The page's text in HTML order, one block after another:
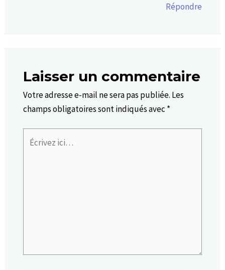
Répondre
Laisser un commentaire
Votre adresse e-mail ne sera pas publiée. Les
champs obligatoires sont indiqués avec *
Écrivez
ici…